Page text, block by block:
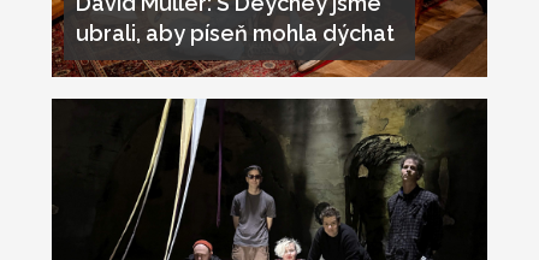
ubrali, aby píseň mohla dýchat